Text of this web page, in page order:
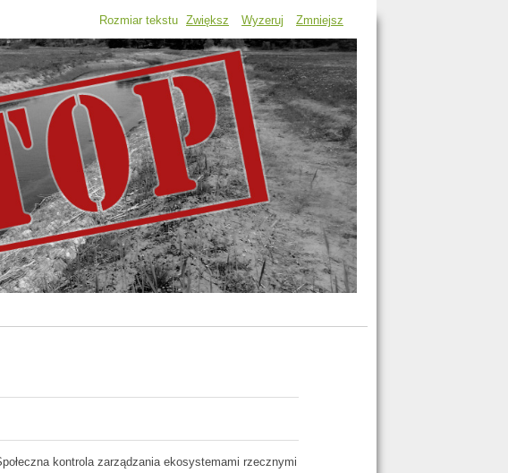
Rozmiar tekstu Zwiększ Wyzeruj Zmniejsz
kontrola zarządzania ekosystemami rzecznymi